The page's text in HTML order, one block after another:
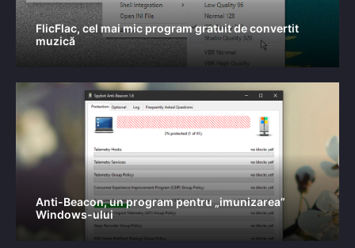
FlicFlac, cel mai mic program gratuit de convertit
muzică
Anti-Beacon, un program pentru „imunizarea”
Windows-ului